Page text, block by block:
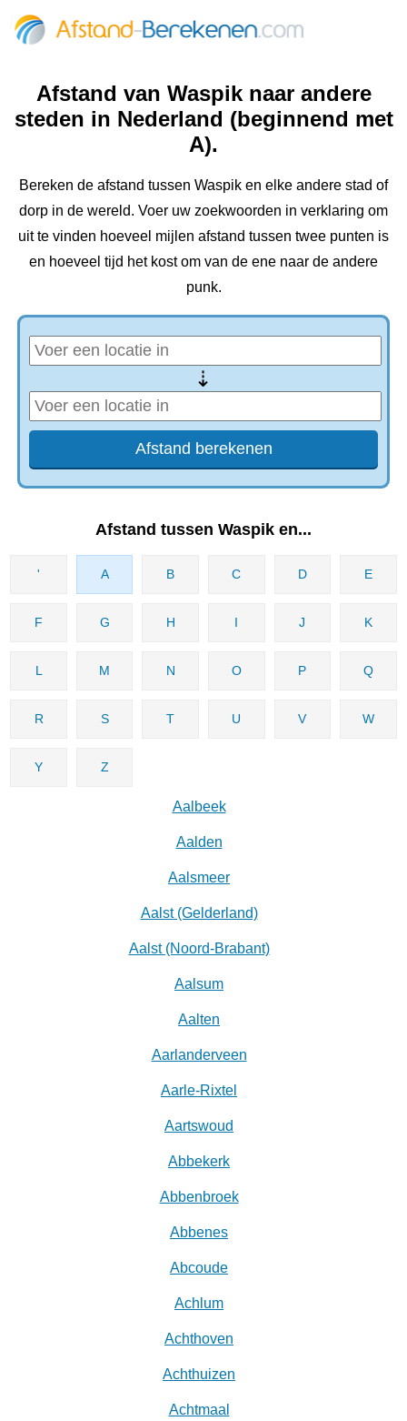
Afstand van Waspik naar andere
steden in Nederland (beginnend met
A).
Bereken de afstand tussen Waspik en elke andere stad of
dorp in de wereld. Voer uw zoekwoorden in verklaring om
uit te vinden hoeveel mijlen afstand tussen twee punten is
en hoeveel tijd het kost om van de ene naar de andere
punk.
⇢
Afstand tussen Waspik en...
' A B C D E
F G H I J K
L M N O P Q
R S T U V W
Y Z
Aalbeek
Aalden
Aalsmeer
Aalst (Gelderland)
Aalst (Noord-Brabant)
Aalsum
Aalten
Aarlanderveen
Aarle-Rixtel
Aartswoud
Abbekerk
Abbenbroek
Abbenes
Abcoude
Achlum
Achthoven
Achthuizen
Achtmaal